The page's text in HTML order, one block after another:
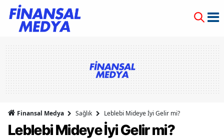
Finansal Medya Sağlık Leblebi Mideye İyi Gelir mi?
Leblebi Mideye İyi Gelir mi?